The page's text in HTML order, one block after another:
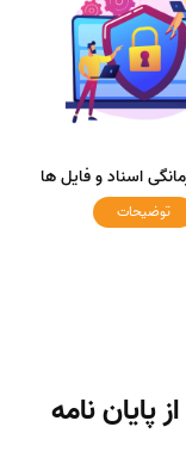
اسناد و فایل ها
توضیحات
پایان نامه